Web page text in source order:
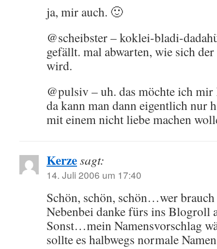
ja, mir auch. 🙂
@scheibster – koklei-bladi-
gefällt. mal abwarten, wie sich
wird.
@pulsiv – uh. das möchte ich
da kann man dann eigentlich nur
mit einem nicht liebe machen
Kerzesagt:
14. Juli 2006 um 17:40
Schön, schön, schön…wer
Nebenbei danke fürs ins Blogroll
Sonst…mein Namensvorschlag
sollte es halbwegs normale